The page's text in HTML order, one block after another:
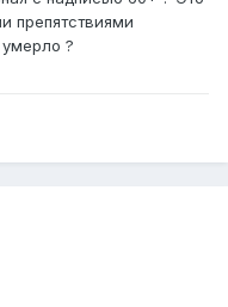
препятствиями
умерло ?